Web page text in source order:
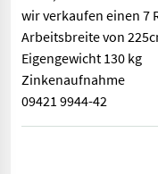
wir verkaufen einen 7
Arbeitsbreite von
Eigengewicht 130 kg
Zinkenaufnahme
09421 9944-42
Hallo, wir verkaufen